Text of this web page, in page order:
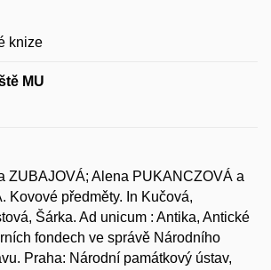
knize
MU
ZUBAJOVÁ; Alena PUKANCZOVÁ a
Kovové předměty. In Kučová,
Šárka. Ad unicum : Antika, Antické
fondech ve správě Národního
Praha: Národní památkový ústav,